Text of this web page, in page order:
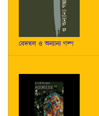
বেদখল ও অন্যান্য গল্প